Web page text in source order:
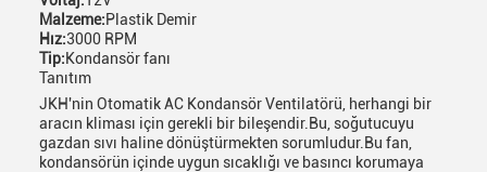
Malzeme:Plastik Demir
Hız:3000 RPM
Tip:Kondansör fanı
Tanıtım
JKH'nin Otomatik AC Kondansör Ventilatörü, herhangi bir
aracın kliması için gerekli bir bileşendir.Bu, soğutucuyu
gazdan sıvı haline dönüştürmekten sorumludur.Bu fan,
kondansörün içinde uygun sıcaklığı ve basıncı korumaya